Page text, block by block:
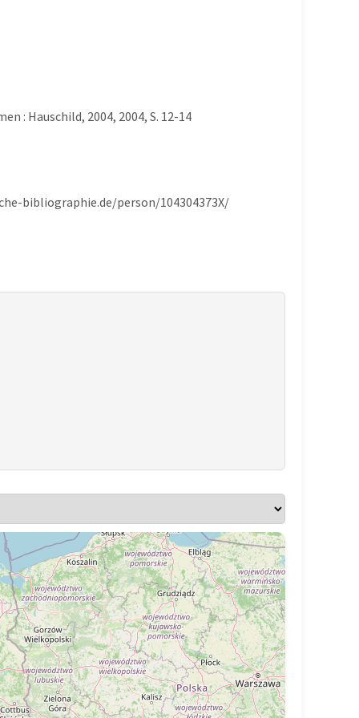
: Hauschild, 2004, 2004, S. 12-14
bibliographie.de/person/104304373X/